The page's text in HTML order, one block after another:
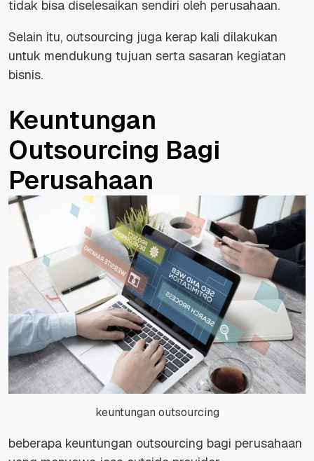
tidak bisa diselesaikan sendiri oleh perusahaan.
Selain itu, outsourcing juga kerap kali dilakukan
untuk mendukung tujuan serta sasaran kegiatan
bisnis.
Keuntungan
Outsourcing Bagi
Perusahaan
keuntungan outsourcing
beberapa keuntungan outsourcing bagi perusahaan